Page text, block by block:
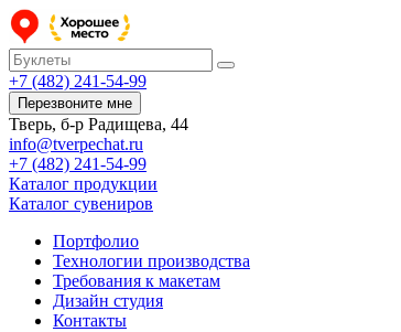
+7 (482) 241-54-99
Перезвоните мне
Тверь, б-р Радищева, 44
info@tverpechat.ru
+7 (482) 241-54-99
Каталог продукции
Каталог сувениров
Портфолио
Технологии производства
Требования к макетам
Дизайн студия
Контакты